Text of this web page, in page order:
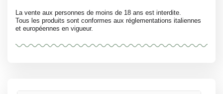
La vente aux personnes de moins de 18 ans est interdite.
Tous les produits sont conformes aux réglementations italiennes
et européennes en vigueur.